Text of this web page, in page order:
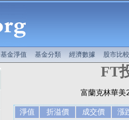
基金淨值 基金分類 經濟數據 股市比較
FT
淨值 折溢價 成交價
漲